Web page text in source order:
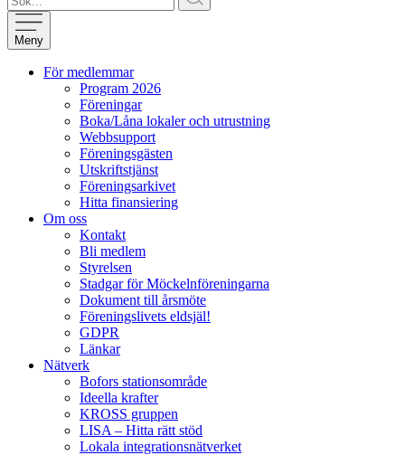
Meny
För medlemmar
Program 2026
Föreningar
Boka/Låna lokaler och utrustning
Webbsupport
Föreningsgästen
Utskriftstjänst
Föreningsarkivet
Hitta finansiering
Om oss
Kontakt
Bli medlem
Styrelsen
Stadgar för Möckelnföreningarna
Dokument till årsmöte
Föreningslivets eldsjäl!
GDPR
Länkar
Nätverk
Bofors stationsområde
Ideella krafter
KROSS gruppen
LISA – Hitta rätt stöd
Lokala integrationsnätverket